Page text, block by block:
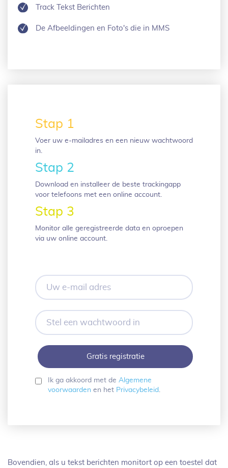
Track Tekst Berichten
De Afbeeldingen en Foto's die in MMS
Stap 1
Voer uw e-mailadres en een nieuw wachtwoord
in.
Stap 2
Download en installeer de beste trackingapp
voor telefoons met een online account.
Stap 3
Monitor alle geregistreerde data en oproepen
via uw online account.
Uw
e-
mail
adres
Stel
een
wachtwoord
in
Ik ga akkoord met de Algemene
voorwaardenen het Privacybeleid
Bovendien, als u tekst berichten monitort op een toestel dat